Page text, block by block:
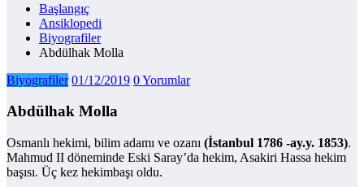
Başlangıç
Ansiklopedi
Biyografiler
Abdülhak Molla
Biyografiler 01/12/2019 0 Yorumlar
Abdülhak Molla
Osmanlı hekimi, bilim adamı ve ozanı (İstanbul 1786 -ay.y. 1853).
Mahmud II döneminde Eski Saray’da hekim, Asakiri Hassa hekim
başısı. Üç kez hekimbaşı oldu.